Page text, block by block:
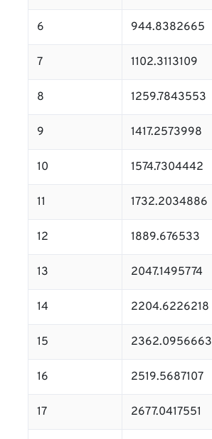
6 944.8382665
7 1102.3113109
8 1259.7843553
9 1417.2573998
10 1574.7304442
11 1732.2034886
12 1889.676533
13 2047.1495774
14 2204.6226218
15 2362.0956663
16 2519.5687107
17 2677.0417551